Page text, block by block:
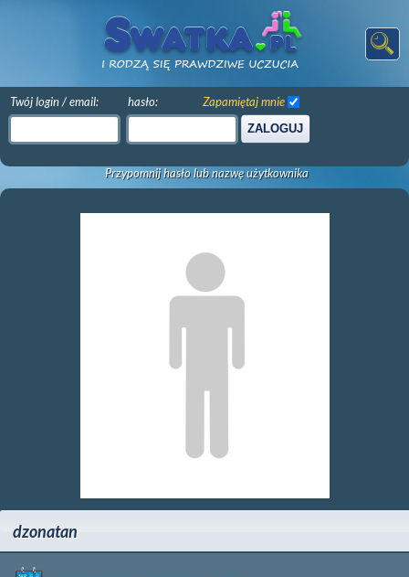
Twój login / email: hasło:
ZALOGUJ
Zapamiętaj mnie
Przypomnij hasło lub nazwę użytkownika
dzonatan